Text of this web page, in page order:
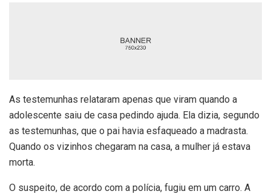
As testemunhas relataram apenas que viram quando a
adolescente saiu de casa pedindo ajuda. Ela dizia, segundo
as testemunhas, que o pai havia esfaqueado a madrasta.
Quando os vizinhos chegaram na casa, a mulher já estava
morta.
O suspeito, de acordo com a polícia, fugiu em um carro. A